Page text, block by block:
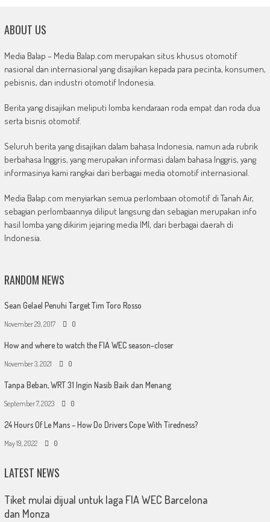
ABOUT US
Media Balap – Media Balap.com merupakan situs khusus otomotif
nasional dan internasional yang disajikan kepada para pecinta, konsumen,
pebisnis, dan industri otomotif Indonesia.
Berita yang disajikan meliputi lomba kendaraan roda empat dan roda dua
serta bisnis otomotif.
Seluruh berita yang disajikan dalam bahasa Indonesia, namun ada rubrik
berbahasa Inggris, yang merupakan informasi dalam bahasa Inggris, yang
informasinya kami rangkai dari berbagai media otomotif internasional.
Media Balap.com menyiarkan semua perlombaan otomotif di Tanah Air,
sebagian perlombaannya diliput langsung dan sebagian merupakan info
hasil lomba yang dikirim jejaring media IMI, dari berbagai daerah di
Indonesia.
RANDOM NEWS
Sean Gelael Penuhi Target Tim Toro Rosso
November 29, 2017 0
How and where to watch the FIA WEC season-closer
November 3, 2021 0
Tanpa Beban, WRT 31 Ingin Nasib Baik dan Menang
September 7, 2023 0
24 Hours Of Le Mans – How Do Drivers Cope With Tiredness?
May 19, 2022 0
LATEST NEWS
Tiket mulai dijual untuk laga FIA WEC Barcelona
dan Monza